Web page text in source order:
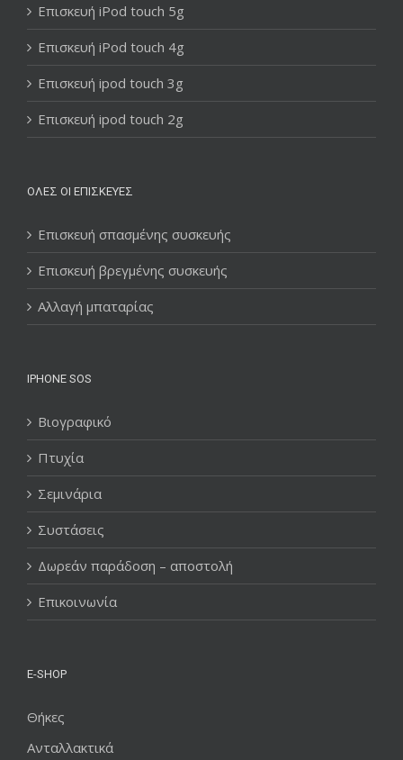
Επισκευή iPod touch 5g
Επισκευή iPod touch 4g
Επισκευή ipod touch 3g
Επισκευή ipod touch 2g
ΌΛΕΣ ΟΙ ΕΠΙΣΚΕΥΈΣ
Επισκευή σπασμένης συσκευής
Επισκευή βρεγμένης συσκευής
Αλλαγή μπαταρίας
IPHONE SOS
Βιογραφικό
Πτυχία
Σεμινάρια
Συστάσεις
Δωρεάν παράδοση – αποστολή
Επικοινωνία
E-SHOP
Θήκες
Ανταλλακτικά